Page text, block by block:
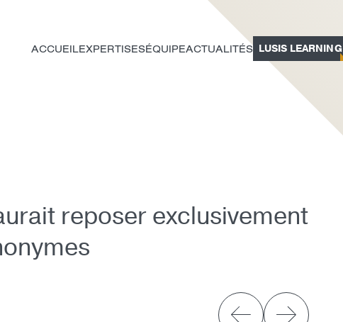
ACCUEILEXPERTISESÉQUIPEACTUALITÉS LUSIS LEARNING
reposer exclusivement